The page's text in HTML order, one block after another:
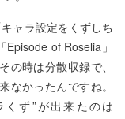
ャラ設定をくずしち
of Roselia」
の時は分散収録で、
なかったんですね。
ず”が出来たのは